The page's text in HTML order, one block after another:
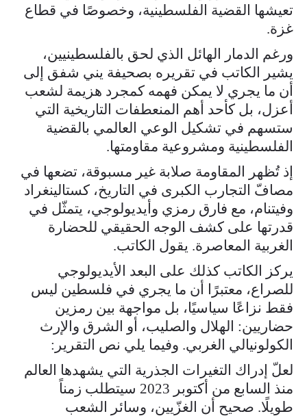
تعيشها القضية الفلسطينية، وخصوصًا في قطاع
غزة.
ورغم الدمار الهائل الذي لحق بالفلسطينيين،
يشير الكاتب في تقريره بصحيفة يني شفق إلى
أن ما يجري لا يمكن فهمه كمجرد هزيمة لشعب
أعزل، بل كأحد أهم المنعطفات التاريخية التي
ستسهم في تشكيل الوعي العالمي بالقضية
الفلسطينية ومشروعية مقاومتها.
إذ تُظهر المقاومة صلابة غير مسبوقة، تضعها في
مصافّ التجارب الكبرى في التاريخ، كستالينغراد
وفيتنام، مع فارق رمزي وأيديولوجي، يتمثّل في
قدرتها على كشف الوجه الحقيقي للحضارة
الغربية المعاصرة. يقول الكاتب.
يركز الكاتب كذلك على البعد الأيديولوجي
للصراع، معتبرًا أن ما يجري في فلسطين ليس
فقط نزاعًا سياسيًا، بل مواجهة بين رمزين
حضاريين: الهلال والصليب، أو الشرق والإرث
الكولونيالي الغربي. وفيما يلي نص التقرير:
لعلّ إدراك التغيرات الجذرية التي يشهدها العالم
منذ السابع من أكتوبر 2023 سيتطلب زمناً
طويلًا. صحيح أن الغزّيين، وسائر الشعب